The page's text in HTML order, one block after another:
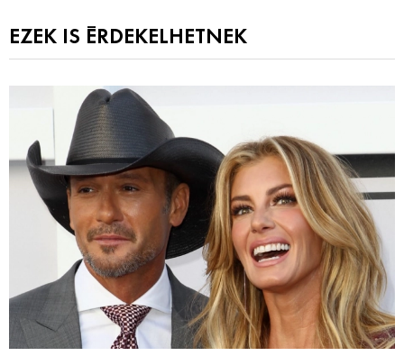
EZEK IS ÉRDEKELHETNEK